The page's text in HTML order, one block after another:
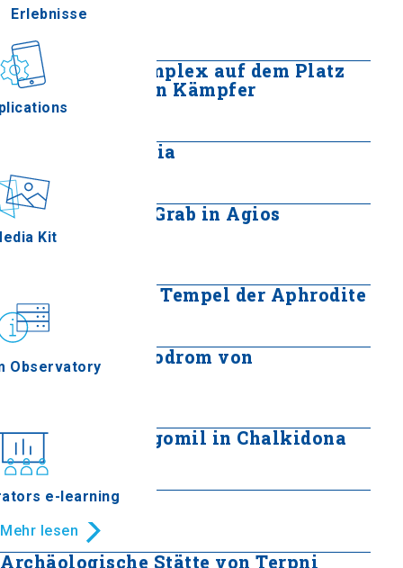
Gastronomie
Ereignisse
Kit
Observatory
e-learning
Erlebnisse
Aegai
Mehr lesen
Verwaltungskomplex auf dem Platz
der zypriotischen Kämpfer
Mehr lesen
Antikes Apollonia
Mehr lesen
Makedonisches Grab in Agios
Athanasios
Spätarchaischer Tempel der Aphrodite
Mehr lesen
Römisches Hippodrom von
Thessaloniki
Friedhof von Bogomil in Chalkidona
Mehr lesen
Agista Villa
Mehr lesen
Archäologische Stätte von Terpni